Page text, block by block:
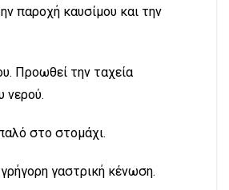
παροχή καυσίμου και την
Προωθεί την ταχεία
νερού.
στο στομάχι.
γαστρική κένωση.